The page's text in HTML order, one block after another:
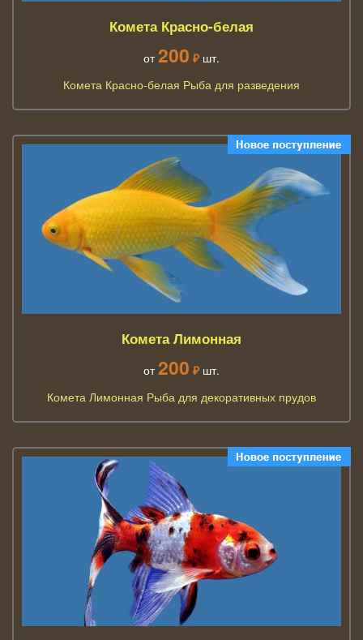
Комета Красно-белая
от 200 ₽ шт.
Комета Красно-белая Рыба для разведения
Комета Лимонная
от 200 ₽ шт.
Комета Лимонная Рыба для декоративных прудов